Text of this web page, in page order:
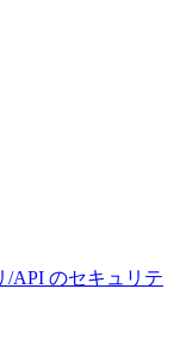
/API のセキュリテ